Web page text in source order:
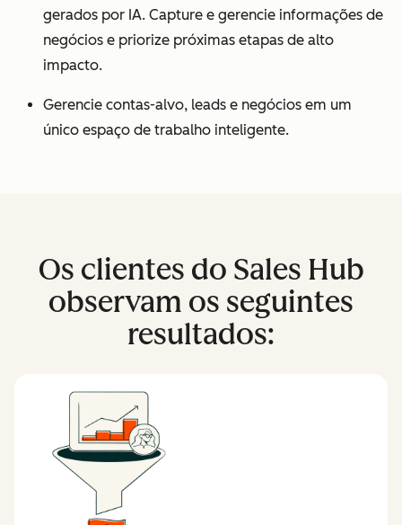
gerados por IA. Capture e gerencie informações de
negócios e priorize próximas etapas de alto
impacto.
Gerencie contas-alvo, leads e negócios em um
único espaço de trabalho inteligente.
Os clientes do Sales Hub
observam os seguintes
resultados: